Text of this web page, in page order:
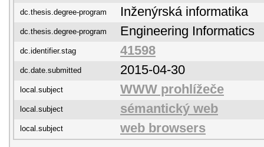
dc.thesis.degree-program Inženýrská informatika
dc.thesis.degree-program Engineering Informatics
dc.identifier.stag 41598
dc.date.submitted 2015-04-30
local.subject WWW prohlížeče
local.subject sémantický web
local.subject web browsers